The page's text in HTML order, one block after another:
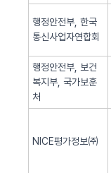
행정안전부, 한국
통신사업자연합회
행정안전부, 보건
복지부, 국가보훈
처
NICE평가정보㈜